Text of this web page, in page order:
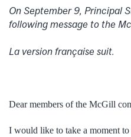
On September 9, Principal
following message to the
La version française suit.
Dear members of the McGill
I would like to take a moment